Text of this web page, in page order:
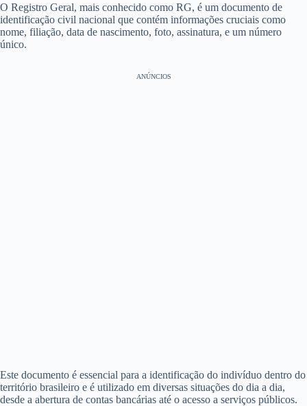
O Registro Geral, mais conhecido como RG, é um documento de
identificação civil nacional que contém informações cruciais como
nome, filiação, data de nascimento, foto, assinatura, e um número
único.
ANÚNCIOS
Este documento é essencial para a identificação do indivíduo dentro do
território brasileiro e é utilizado em diversas situações do dia a dia,
desde a abertura de contas bancárias até o acesso a serviços públicos.